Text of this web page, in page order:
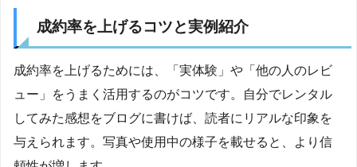
成約率を上げるコツと実例紹介
成約率を上げるためには、「実体験」や「他の人のレビ
ュー」をうまく活用するのがコツです。自分でレンタル
してみた感想をブログに書けば、読者にリアルな印象を
与えられます。写真や使用中の様子を載せると、より信